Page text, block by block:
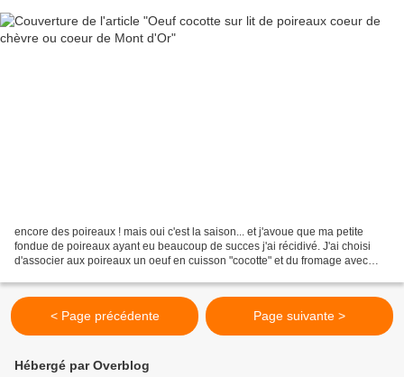
encore des poireaux ! mais oui c'est la saison... et j'avoue que ma petite
fondue de poireaux ayant eu beaucoup de succes j'ai récidivé. J'ai choisi
d'associer aux poireaux un oeuf en cuisson "cocotte" et du fromage avec
< Page précédente Page suivante >
Hébergé par Overblog